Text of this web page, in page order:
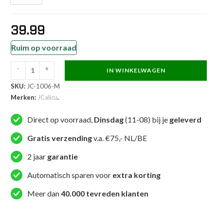
39.99
Ruim op voorraad
JCalicu
Nieuw
-
Taekwondo
arm
en
JC
WT
Wit
- + IN WINKELWAGEN
SKU: JC-1006-M
Merken: JCalicu.
Direct op voorraad, Dinsdag(11-08) bij je geleverd
Gratis verzendingv.a. €75,- NL/BE
2 jaar garantie
Automatisch sparen voor extra korting
Meer dan40.000 tevreden klanten